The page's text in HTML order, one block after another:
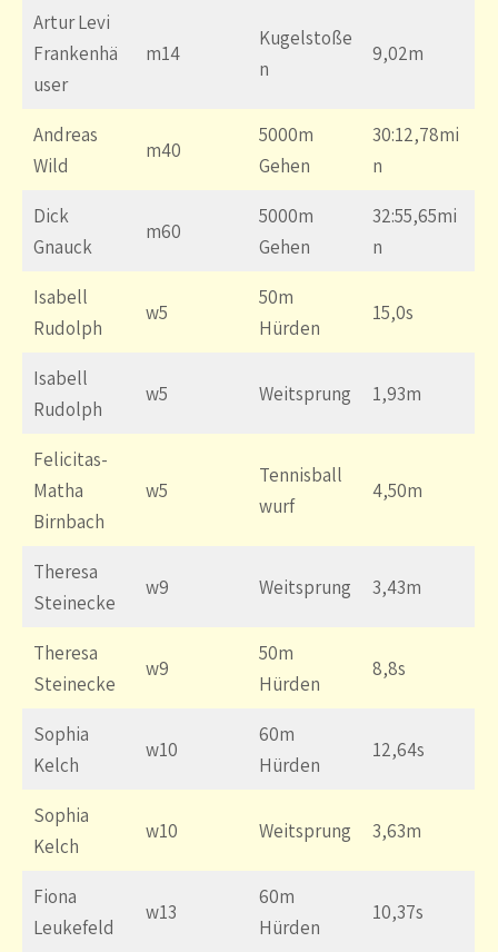
Artur Levi
Frankenhä
user
m14
Kugelstoße
n
9,02m
Andreas
Wild
m40
5000m
Gehen
30:12,78mi
n
Dick
Gnauck
m60
5000m
Gehen
32:55,65mi
n
Isabell
Rudolph
w5
50m
Hürden
15,0s
Isabell
Rudolph
w5 Weitsprung 1,93m
Felicitas-
Matha
Birnbach
w5
Tennisball
wurf
4,50m
Theresa
Steinecke
w9 Weitsprung 3,43m
Theresa
Steinecke
w9
50m
Hürden
8,8s
Sophia
Kelch
w10
60m
Hürden
12,64s
Sophia
Kelch
w10 Weitsprung 3,63m
Fiona
Leukefeld
w13
60m
Hürden
10,37s